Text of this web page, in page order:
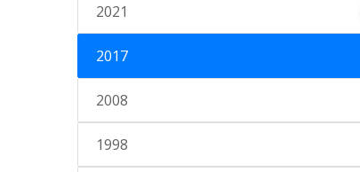
2021
2017
2008
1998